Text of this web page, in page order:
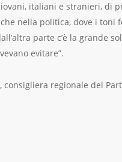
italiani e stranieri, di
nella politica, dove i
parte c’è la grande
evitare”.
, consigliera regionale del